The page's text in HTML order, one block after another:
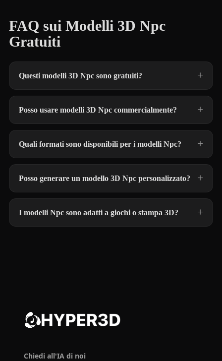
FAQ sui Modelli 3D Npc
Gratuiti
Questi modelli 3D Npc sono gratuiti?
Posso usare modelli 3D Npc commercialmente?
Quali formati sono disponibili per i modelli Npc?
Posso generare un modello 3D Npc personalizzato?
I modelli Npc sono adatti a giochi o stampa 3D?
Chiedi all'IA di noi